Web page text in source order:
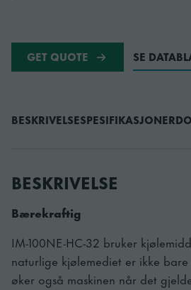
GET QUOTE SE
BESKRIVELSESPESIFIKASJONER
BESKRIVELSE
Bærekraftig
IM-100NE-HC-32 bruker
naturlige kjølemediet er ikke
øker også maskinen når det